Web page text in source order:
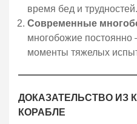
время бед и трудностей.
Современные
многобожие постоянно
моменты тяжелых
ДОКАЗАТЕЛЬСТВО ИЗ
КОРАБЛЕ